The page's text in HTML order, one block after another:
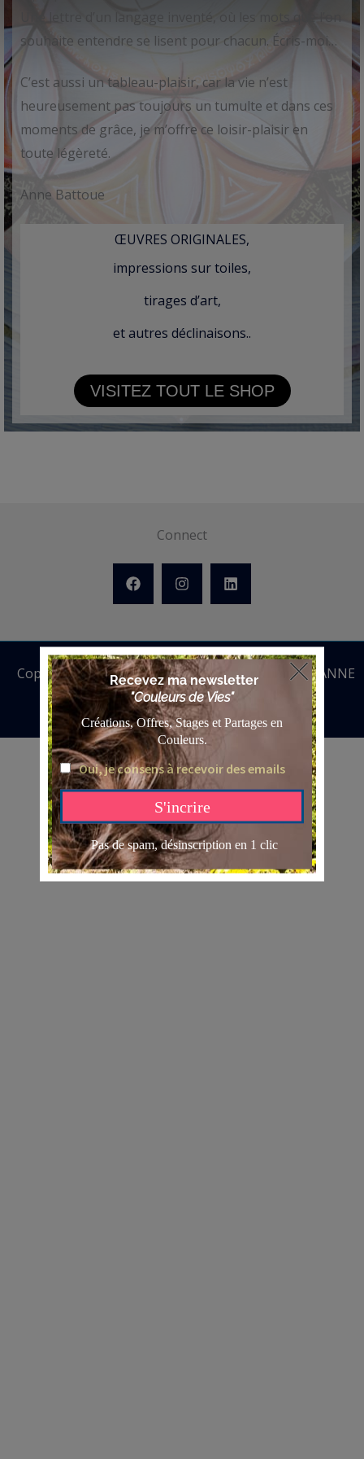
souhaite entendre se lisent pour chacun. Écris-moi…
C’est aussi un tableau-plaisir, car la vie n’est
heureusement pas toujours un tumulte et dans ces
moments de grâce, je m’offre ce loisir-plaisir en
toute légèreté.
Anne Battoue
ŒUVRES ORIGINALES,
impressions sur toiles,
tirages d’art,
et autres déclinaisons..
VISITEZ TOUT LE SHOP
Connect
Copyright © 2026 ANNE BATTOUE | Powered by ANNE
BATTOUE